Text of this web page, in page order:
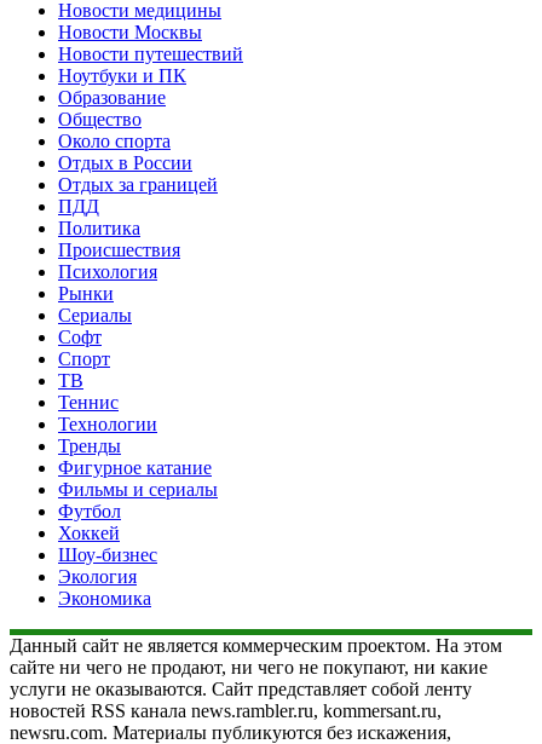
Новости медицины
Новости Москвы
Новости путешествий
Ноутбуки и ПК
Образование
Общество
Около спорта
Отдых в России
Отдых за границей
ПДД
Политика
Происшествия
Психология
Рынки
Сериалы
Софт
Спорт
ТВ
Теннис
Технологии
Тренды
Фигурное катание
Фильмы и сериалы
Футбол
Хоккей
Шоу-бизнес
Экология
Экономика
Данный сайт не является коммерческим проектом. На этом
сайте ни чего не продают, ни чего не покупают, ни какие
услуги не оказываются. Сайт представляет собой ленту
новостей RSS канала news.rambler.ru, kommersant.ru,
newsru.com. Материалы публикуются без искажения,